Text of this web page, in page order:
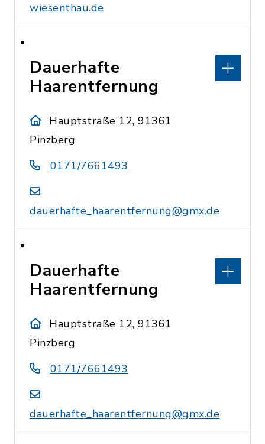
wiesenthau.de
Dauerhafte
Haarentfernung
Hauptstraße 12, 91361
Pinzberg
0171/7661493
dauerhafte_haarentfernung@gmx.de
Dauerhafte
Haarentfernung
Hauptstraße 12, 91361
Pinzberg
0171/7661493
dauerhafte_haarentfernung@gmx.de